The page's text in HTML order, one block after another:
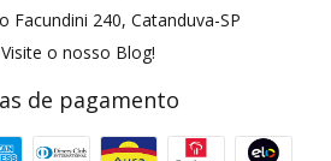
Facundini 240, Catanduva-SP
Visite o nosso Blog!
de pagamento